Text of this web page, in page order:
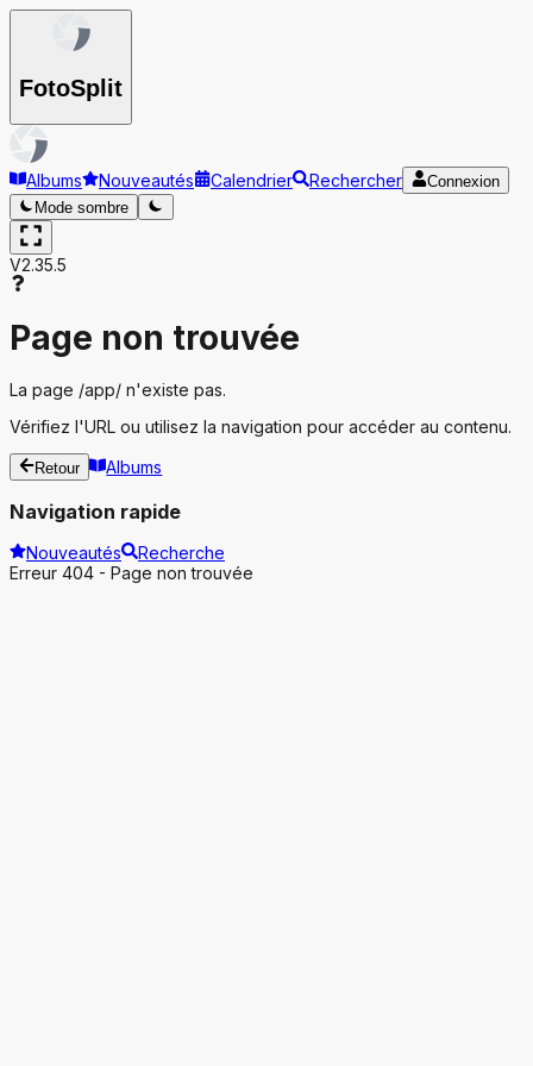
FotoSplit
Albums Nouveautés Calendrier Rechercher
Connexion
Mode sombre
V2.35.5
Page non trouvée
La page /app/ n'existe pas.
Vérifiez l'URL ou utilisez la navigation pour accéder au contenu.
Retour Albums
Navigation rapide
Nouveautés
Recherche
Erreur 404 - Page non trouvée